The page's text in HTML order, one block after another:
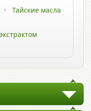
Тайские масла